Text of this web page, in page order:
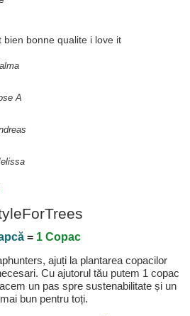
bien bonne qualite i love it
A
= 1 Copac
ajuți la plantarea copacilor
Cu ajutorul tău putem 1 copac
un pas spre sustenabilitate și un
bun pentru toți.